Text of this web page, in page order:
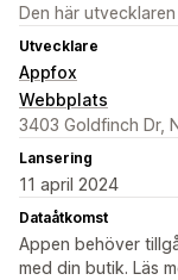
Den här
Utvecklare
Appfox
Webbplats
3403 Goldfinch Dr,
Lansering
11 april 2024
Dataåtkomst
Appen behöver
med din butik. Läs